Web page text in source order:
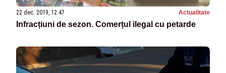
22 dec. 2019, 12:47 Actualitate
Infracțiuni de sezon. Comerțul ilegal cu petarde